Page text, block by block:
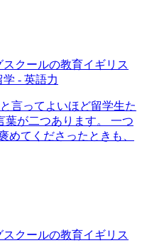
スクールの教育イギリス
- 英語力
言ってよいほど留学生た
葉が二つあります。 一つ
めてくださったときも、
スクールの教育イギリス